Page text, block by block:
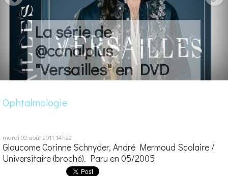
La série de
@canalplus
"Versailles" en DVD
Ophtalmologie
mardi 02 août 2011 14h22
Glaucome Corinne Schnyder, André Mermoud Scolaire /
Universitaire (broché). Paru en 05/2005